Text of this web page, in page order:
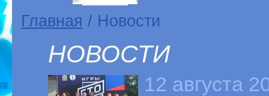
Главная / Новости
НОВОСТИ
12 августа